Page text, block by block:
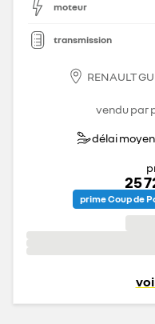
moteur
transmission
RENAULT
vendu par
délai
25
prime Coup de